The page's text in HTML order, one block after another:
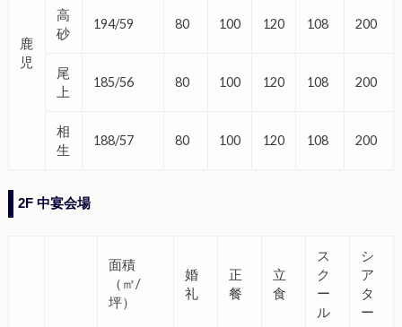
鹿
児
高
砂
194/59 80 100 120 108 200
尾
上
185/56 80 100 120 108 200
相
生
188/57 80 100 120 108 200
2F 中宴会場
面積
（㎡/
坪）
婚
礼
正
餐
立
食
ス
ク
ー
ル
シ
ア
タ
ー